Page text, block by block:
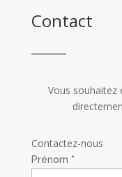
Contact
Vous souhaitez
Contactez-nous
Prénom *